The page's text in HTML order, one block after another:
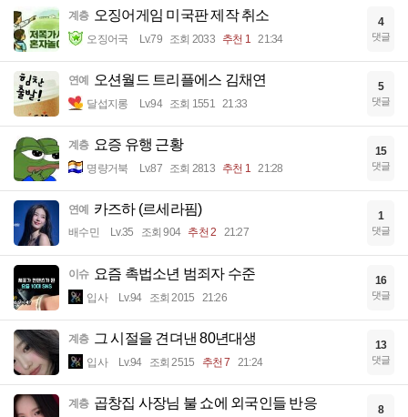
계층 오징어게임 미국판 제작 취소
오징어국 Lv.79 조회 2033 추천 1 21:34
4
댓글
연예 오션월드 트리플에스 김채연
달섭지롱 Lv.94 조회 1551 21:33
5
댓글
계층 요증 유행 근황
명량거북 Lv.87 조회 2813 추천 1 21:28
15
댓글
연예 카즈하 (르세라핌)
배수민 Lv.35 조회 904 추천 2 21:27
1
댓글
이슈 요즘 촉법소년 범죄자 수준
입사 Lv.94 조회 2015 21:26
16
댓글
계층 그 시절을 견뎌낸 80년대생
입사 Lv.94 조회 2515 추천 7 21:24
13
댓글
계층 곱창집 사장님 불 쇼에 외국인들 반응 8